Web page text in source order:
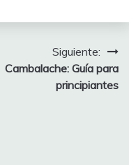
Siguiente:
Cambalache: Guía para
principiantes